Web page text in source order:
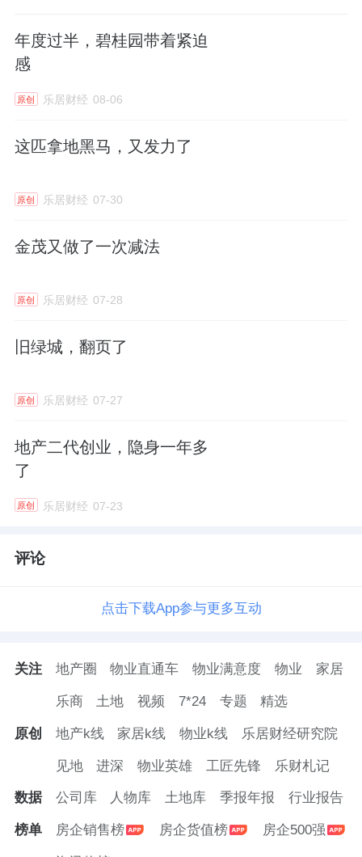
司”，目前显示的股权架构，仍是孙茵、蒋宏略
分别持股99%、1%股份。
在此之前，他已于2024年的12月，成为了天朗
年。
能偏向一线工程和项目管理。
2025年初，他的公开职务已变为“天朗地产公司
项目签约，管理职能明显提升。
眼下，在西安天朗地产、陕西天朗文化产业发
展、西安朗崇房地产等一众子公司里，蒋宏略
也担任执行董事兼总经理。
早在2024年9月，衣虹陆在天朗集团持有的股
宏略。
年度过半，碧桂园带着紧迫
感
原创 乐居财经 08-06
这匹拿地黑马，又发力了
原创 乐居财经 07-30
金茂又做了一次减法
原创 乐居财经 07-28
旧绿城，翻页了
原创 乐居财经 07-27
地产二代创业，隐身一年多
了
原创 乐居财经 07-23
评论
点击下载App参与更多互动
关注 地产圈 物业直通车 物业满意度 物业 家居
乐商 土地 视频 7*24 专题 精选
原创 地产k线 家居k线 物业k线 乐居财经研究院
见地 进深 物业英雄 工匠先锋 乐财札记
数据 公司库 人物库 土地库 季报年报 行业报告
榜单 房企销售榜 房企货值榜 房企500强